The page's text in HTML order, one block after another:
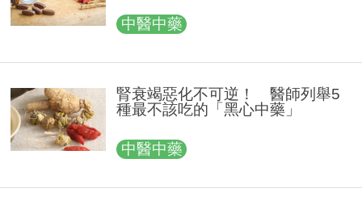
中醫中藥
腎衰竭惡化不可逆！ 醫師列舉5
種最不該吃的「黑心中藥」
中醫中藥